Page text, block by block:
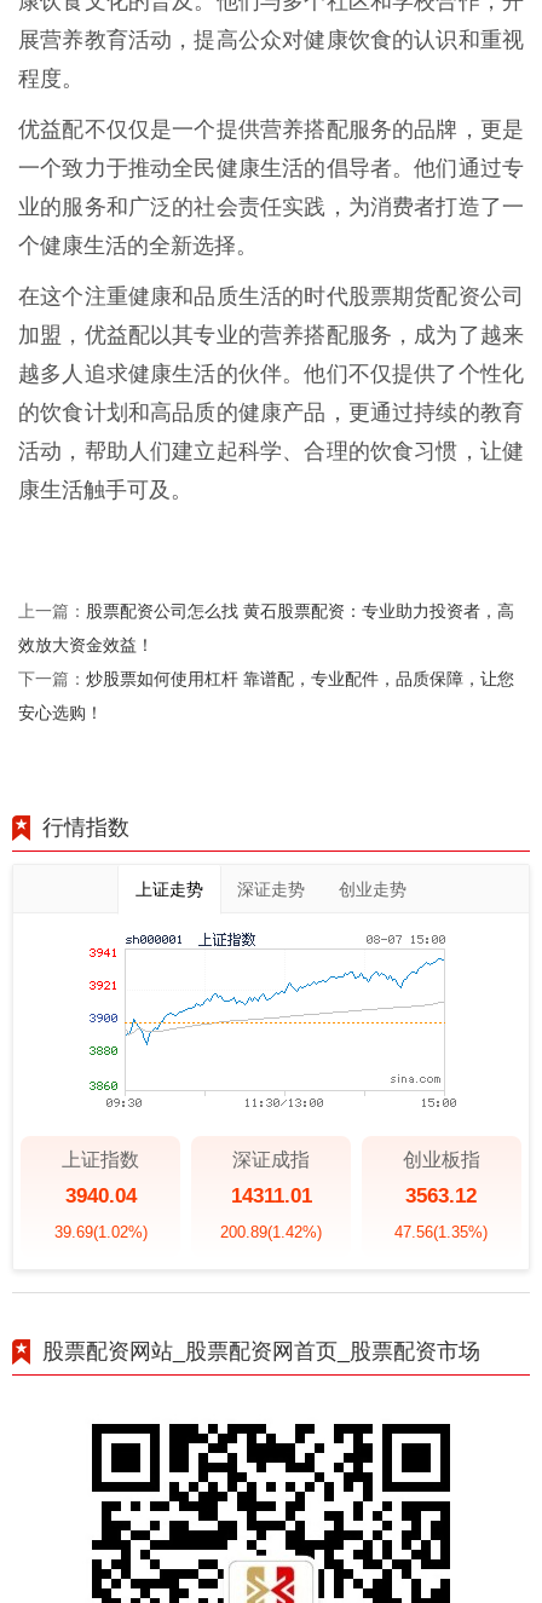
展营养教育活动，提高公众对健康饮食的认识和重视
程度。
优益配不仅仅是一个提供营养搭配服务的品牌，更是
一个致力于推动全民健康生活的倡导者。他们通过专
业的服务和广泛的社会责任实践，为消费者打造了一
个健康生活的全新选择。
在这个注重健康和品质生活的时代股票期货配资公司
加盟，优益配以其专业的营养搭配服务，成为了越来
越多人追求健康生活的伙伴。他们不仅提供了个性化
的饮食计划和高品质的健康产品，更通过持续的教育
活动，帮助人们建立起科学、合理的饮食习惯，让健
康生活触手可及。
上一篇： 股票配资公司怎么找 黄石股票配资：专业助力投资者，高
效放大资金效益！
下一篇： 炒股票如何使用杠杆 靠谱配，专业配件，品质保障，让您
安心选购！
行情指数
上证走势 深证走势 创业走势
上证指数
3940.04
39.69(1.02%)
深证成指
14311.01
200.89(1.42%)
创业板指
3563.12
47.56(1.35%)
股票配资网站_股票配资网首页_股票配资市场